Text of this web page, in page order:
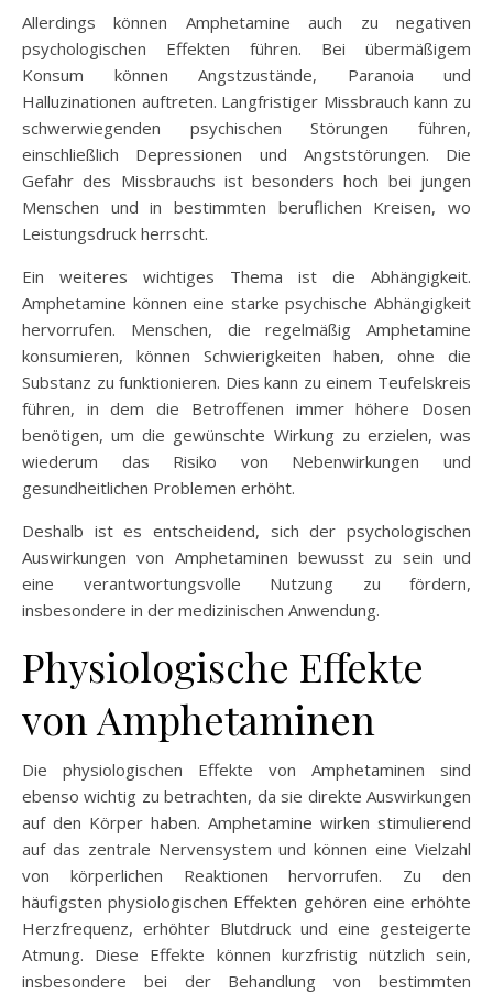
Allerdings können Amphetamine auch zu negativen
psychologischen Effekten führen. Bei übermäßigem
Konsum können Angstzustände, Paranoia und
Halluzinationen auftreten. Langfristiger Missbrauch kann zu
schwerwiegenden psychischen Störungen führen,
einschließlich Depressionen und Angststörungen. Die
Gefahr des Missbrauchs ist besonders hoch bei jungen
Menschen und in bestimmten beruflichen Kreisen, wo
Leistungsdruck herrscht.
Ein weiteres wichtiges Thema ist die Abhängigkeit.
Amphetamine können eine starke psychische Abhängigkeit
hervorrufen. Menschen, die regelmäßig Amphetamine
konsumieren, können Schwierigkeiten haben, ohne die
Substanz zu funktionieren. Dies kann zu einem Teufelskreis
führen, in dem die Betroffenen immer höhere Dosen
benötigen, um die gewünschte Wirkung zu erzielen, was
wiederum das Risiko von Nebenwirkungen und
gesundheitlichen Problemen erhöht.
Deshalb ist es entscheidend, sich der psychologischen
Auswirkungen von Amphetaminen bewusst zu sein und
eine verantwortungsvolle Nutzung zu fördern,
insbesondere in der medizinischen Anwendung.
Physiologische Effekte
von Amphetaminen
Die physiologischen Effekte von Amphetaminen sind
ebenso wichtig zu betrachten, da sie direkte Auswirkungen
auf den Körper haben. Amphetamine wirken stimulierend
auf das zentrale Nervensystem und können eine Vielzahl
von körperlichen Reaktionen hervorrufen. Zu den
häufigsten physiologischen Effekten gehören eine erhöhte
Herzfrequenz, erhöhter Blutdruck und eine gesteigerte
Atmung. Diese Effekte können kurzfristig nützlich sein,
insbesondere bei der Behandlung von bestimmten